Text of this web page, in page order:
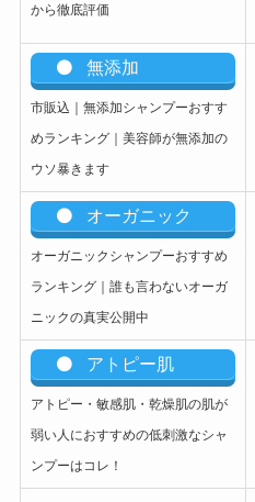
から徹底評価
無添加
市販込｜無添加シャンプーおすす
めランキング｜美容師が無添加の
ウソ暴きます
オーガニック
オーガニックシャンプーおすすめ
ランキング｜誰も言わないオーガ
ニックの真実公開中
アトピー肌
アトピー・敏感肌・乾燥肌の肌が
弱い人におすすめの低刺激なシャ
ンプーはコレ！